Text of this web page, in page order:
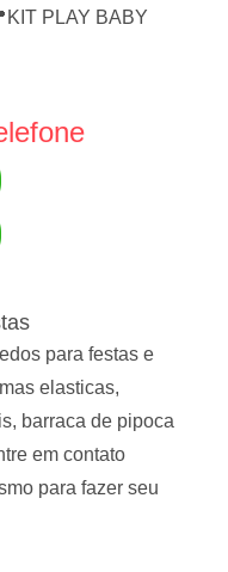
PLAY BABY
para festas e
elasticas,
barraca de pipoca
em contato
para fazer seu